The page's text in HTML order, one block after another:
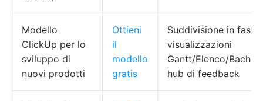
Modello
ClickUp per lo
sviluppo di
nuovi prodotti
Ottieni
il
modello
gratis
Suddivisione in fasi,
visualizzazioni
Gantt/Elenco/
hub di feedback